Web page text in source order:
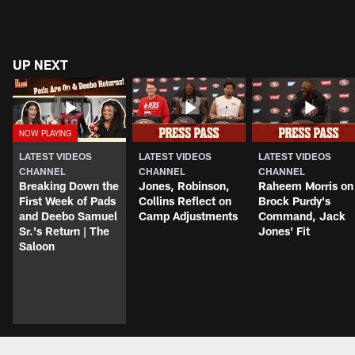
UP NEXT
LATEST VIDEOS
CHANNEL
Breaking Down the
First Week of Pads
and Deebo Samuel
Sr.'s Return | The
Saloon
LATEST VIDEOS
CHANNEL
Jones, Robinson,
Collins Reflect on
Camp Adjustments
LATEST VIDEOS
CHANNEL
Raheem Morris on
Brock Purdy's
Command, Jack
Jones' Fit